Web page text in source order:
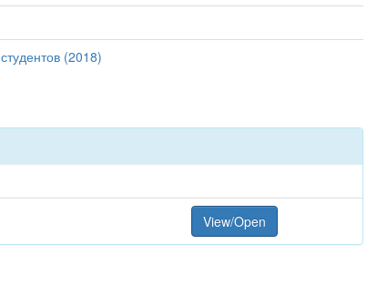
(2018)
View/Open